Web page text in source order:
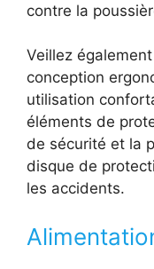
contre la
Veillez
conception
utilisation
éléments de
de sécurité et la
disque de
les accidents.